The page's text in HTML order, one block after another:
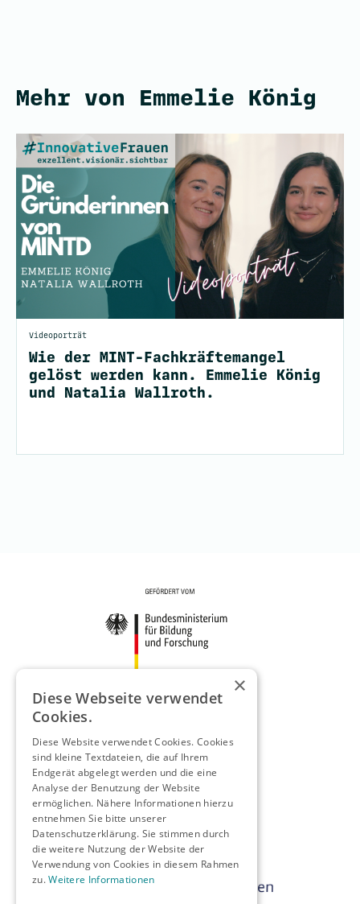
Mehr von Emmelie König
Videoporträt
Wie der MINT-Fachkräftemangel
gelöst werden kann. Emmelie König
und Natalia Wallroth.
×
Diese Webseite verwendet
Cookies.
Diese Website verwendet Cookies. Cookies
sind kleine Textdateien, die auf Ihrem
Endgerät abgelegt werden und die eine
Analyse der Benutzung der Website
ermöglichen. Nähere Informationen hierzu
entnehmen Sie bitte unserer
Datenschutzerklärung. Sie stimmen durch
die weitere Nutzung der Website der
Verwendung von Cookies in diesem Rahmen
zu.Weitere Informationen